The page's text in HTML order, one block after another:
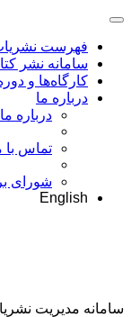
فهرست
سامانه نشر
کارگاه‌ها و
درباره ما
درباره ما
تماس با
شورای
English
سامانه مدیریت